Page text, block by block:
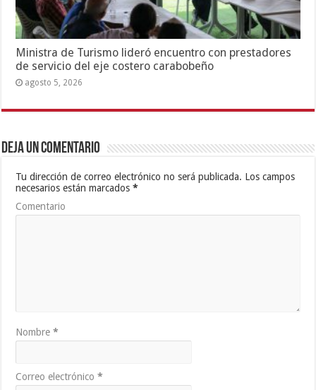
Ministra de Turismo lideró encuentro con prestadores
de servicio del eje costero carabobeño
agosto 5, 2026
Deja un comentario
Tu dirección de correo electrónico no será publicada. Los campos
necesarios están marcados*
Comentario
Nombre*
Correo electrónico*